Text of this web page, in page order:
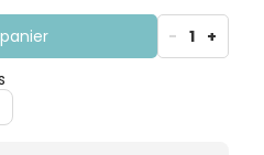
aux porteurs
partielles et en
rendue difficile.
à l'emploi. aidant à
sa
réduire l'inflammation
des saignements.
- 1 +